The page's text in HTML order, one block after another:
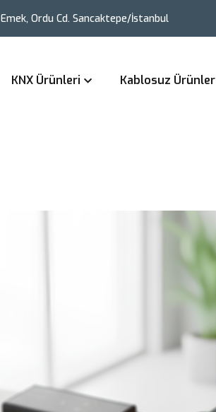
Emek, Ordu Cd. Sancaktepe/İstanbul
KNX Ürünleri Kablosuz Ürünler